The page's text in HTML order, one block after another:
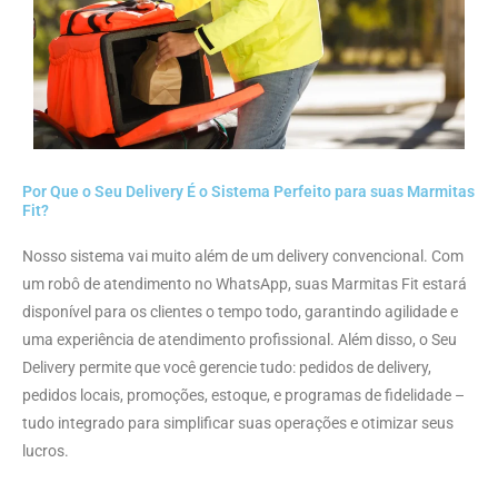
Por Que o Seu Delivery É o Sistema Perfeito para suas Marmitas
Fit?
Nosso sistema vai muito além de um delivery convencional. Com
um robô de atendimento no WhatsApp, suas Marmitas Fit estará
disponível para os clientes o tempo todo, garantindo agilidade e
uma experiência de atendimento profissional. Além disso, o Seu
Delivery permite que você gerencie tudo: pedidos de delivery,
pedidos locais, promoções, estoque, e programas de fidelidade –
tudo integrado para simplificar suas operações e otimizar seus
lucros.